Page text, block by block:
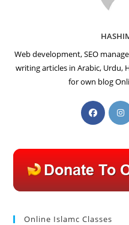
Web development, SEO
writing articles in Arabic, Urdu,
for own blog
in
new
tab
Online Islamc Classes